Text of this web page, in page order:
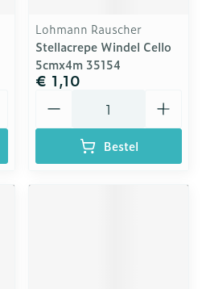
Lohmann Rauscher
Stellacrepe Windel Cello
5cmx4m 35154
€ 1,10
Bestel